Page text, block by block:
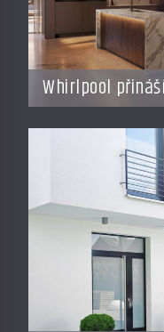
Whirlpool
styl vaření